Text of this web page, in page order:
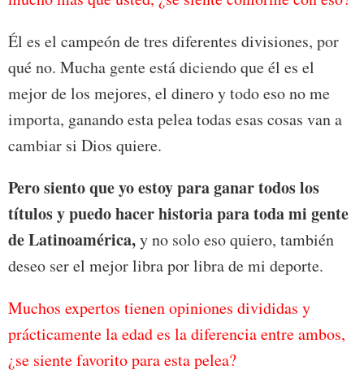
Él es el campeón de tres diferentes divisiones, por
qué no. Mucha gente está diciendo que él es el
mejor de los mejores, el dinero y todo eso no me
importa, ganando esta pelea todas esas cosas van a
cambiar si Dios quiere.
Pero siento que yo estoy para ganar todos los
títulos y puedo hacer historia para toda mi gente
de Latinoamérica,y no solo eso quiero, también
deseo ser el mejor libra por libra de mi deporte.
Muchos expertos tienen opiniones divididas y
prácticamente la edad es la diferencia entre ambos,
¿se siente favorito para esta pelea?